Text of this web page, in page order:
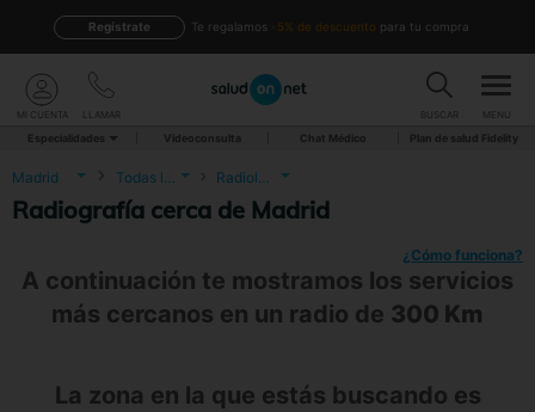
te regalamos -5% de descuento para tu compra
Regístrate
LLAMAR
MI CUENTA BUSCAR MENU
Especialidades Videoconsulta Chat Médico Plan de salud Fidelity
Madrid Todas las localidades Radiología
Radiografía cerca de Madrid
¿Cómo funciona?
A continuación te mostramos los servicios
más cercanos en un radio de 300 Km
La zona en la que estás buscando es